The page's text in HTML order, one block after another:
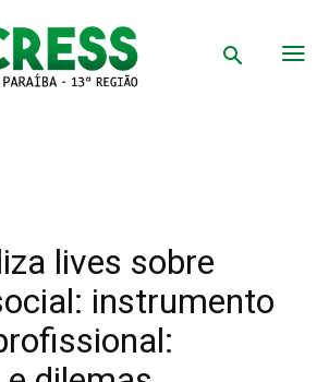
lives sobre
instrumento